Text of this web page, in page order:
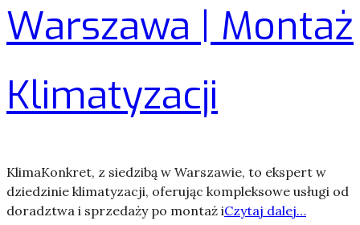
Warszawa | Montaż
Klimatyzacji
KlimaKonkret, z siedzibą w Warszawie, to ekspert w
dziedzinie klimatyzacji, oferując kompleksowe usługi od
doradztwa i sprzedaży po montaż iCzytaj dalej…